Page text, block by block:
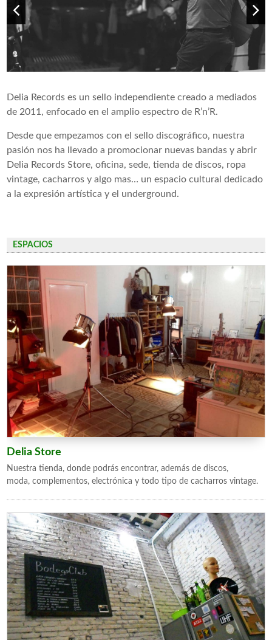
Delia Records es un sello independiente creado a mediados
de 2011, enfocado en el amplio espectro de R’n’R.
Desde que empezamos con el sello discográfico, nuestra
pasión nos ha llevado a promocionar nuevas bandas y abrir
Delia Records Store, oficina, sede, tienda de discos, ropa
vintage, cacharros y algo mas… un espacio cultural dedicado
a la expresión artística y el underground.
ESPACIOS
Delia Store
Nuestra tienda, donde podrás encontrar, además de discos,
moda, complementos, electrónica y todo tipo de cacharros vintage.